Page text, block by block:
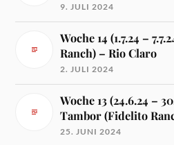
9. JULI 2024
Woche 14 (1.7.24 –
Ranch) – Rio Claro
2. JULI 2024
Woche 13 (24.6.24 –
Tambor (Fidelito
25. JUNI 2024